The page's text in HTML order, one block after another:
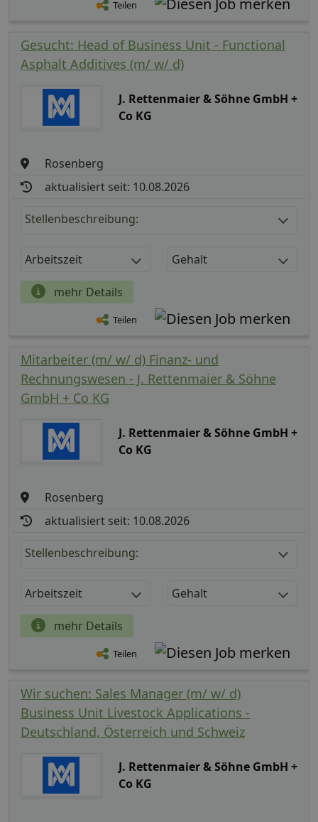
Teilen
Gesucht: Head of Business Unit - Functional
Asphalt Additives (m/ w/ d)
J. Rettenmaier & Söhne GmbH +
Co KG
Rosenberg
aktualisiert seit: 10.08.2026
Stellenbeschreibung:
Arbeitszeit Gehalt
mehr Details
Teilen
Mitarbeiter (m/ w/ d) Finanz- und
Rechnungswesen - J. Rettenmaier & Söhne
GmbH + Co KG
J. Rettenmaier & Söhne GmbH +
Co KG
Rosenberg
aktualisiert seit: 10.08.2026
Stellenbeschreibung:
Arbeitszeit Gehalt
mehr Details
Teilen
Wir suchen: Sales Manager (m/ w/ d)
Business Unit Livestock Applications -
Deutschland, Österreich und Schweiz
J. Rettenmaier & Söhne GmbH +
Co KG